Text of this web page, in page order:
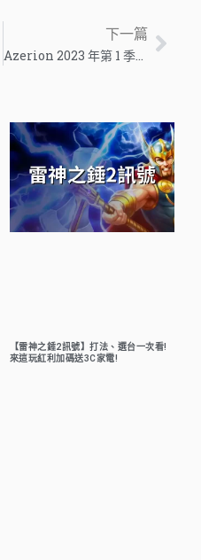
下一篇
Azerion 2023 年第 1 季度的結果以及先前收購的整合和整合的進展 – 歐洲遊戲行業新聞
【雷神之錘2訊號】打法、選台一次看!
來這玩紅利加碼送3C家電!